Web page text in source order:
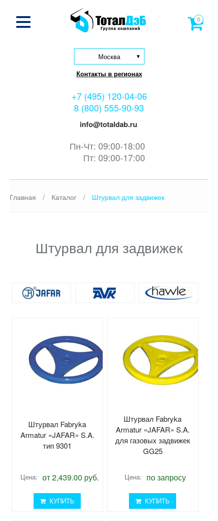
Москва
Контакты в регионах
+7 (495) 120-04-06
8 (800) 555-90-93
info@totaldab.ru
Пн-Чт: 09:00-18:00
Пт: 09:00-17:00
0
Главная / Каталог / Штурвал для задвижек
Штурвал для задвижек
Штурвал Fabryka
Armatur «JAFAR» S.A.
тип 9301
Цена: от 2,439.00 руб.
КУПИТЬ
Штурвал Fabryka
Armatur «JAFAR» S.A.
для газовых задвижек
GG25
Цена: по запросу
КУПИТЬ